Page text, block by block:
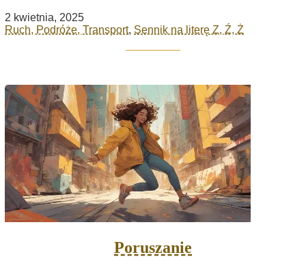
2 kwietnia, 2025
Ruch, Podróże, Transport, Sennik na literę Z, Ź, Ż
Poruszanie